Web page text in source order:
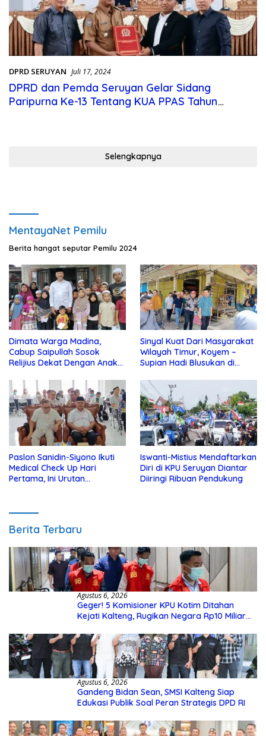
DPRD SERUYAN Juli 17, 2024
DPRD dan Pemda Seruyan Gelar Sidang
Paripurna Ke-13 Tentang KUA PPAS Tahun
Selengkapnya
MentayaNet Pemilu
Berita hangat seputar Pemilu 2024
Dimata Warga Madina,
Cabup Saipullah Sosok
Relijius Dekat Dengan Anak
Sinyal Kuat Dari Masyarakat
Wilayah Timur, Koyem –
Supian Hadi Blusukan di
Paslon Sanidin-Siyono Ikuti
Medical Check Up Hari
Pertama, Ini Urutan
Iswanti-Mistius Mendaftarkan
Diri di KPU Seruyan Diantar
Diiringi Ribuan Pendukung
Berita Terbaru
Agustus 6, 2026
Geger! 5 Komisioner KPU Kotim Ditahan
Kejati Kalteng, Rugikan Negara Rp10 Miliar
Agustus 6, 2026
Gandeng Bidan Sean, SMSI Kalteng Siap
Edukasi Publik Soal Peran Strategis DPD RI